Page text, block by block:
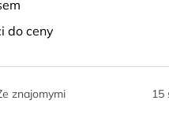
wiatraki. Powrót do
do ceny
znajomymi 15